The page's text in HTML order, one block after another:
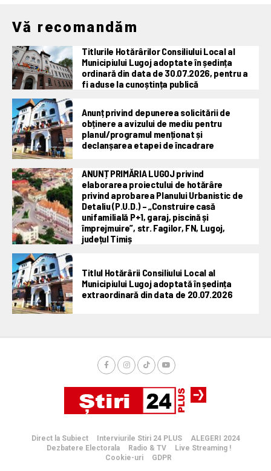
Vă recomandăm
Titlurile Hotărârilor Consiliului Local al
Municipiului Lugoj adoptate în ședința
ordinară din data de 30.07.2026, pentru a
fi aduse la cunoștința publică
Anunț privind depunerea solicitării de
obținere a avizului de mediu pentru
planul/programul menționat și
declanșarea etapei de încadrare
ANUNȚ PRIMĂRIA LUGOJ privind
elaborarea proiectului de hotărâre
privind aprobarea Planului Urbanistic de
Detaliu (P.U.D.) – „Construire casă
unifamilială P+1, garaj, piscină și
împrejmuire”, str. Fagilor, FN, Lugoj,
județul Timiș
Titlul Hotărârii Consiliului Local al
Municipiului Lugoj adoptată în ședința
extraordinară din data de 20.07.2026
Direct la Subiect Interviurile Stiri 24 PLUS
ALEGERI 2024
Dezbatere Electorala
Radio & TV
Live Streaming !
Cookie-uri
GDPR